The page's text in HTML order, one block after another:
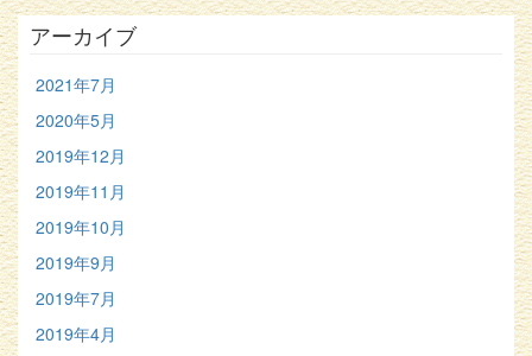
アーカイブ
2021年7月
2020年5月
2019年12月
2019年11月
2019年10月
2019年9月
2019年7月
2019年4月